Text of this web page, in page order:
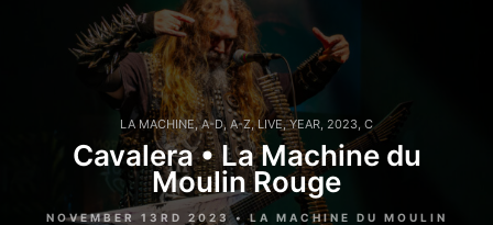
LA MACHINE,A-D, A-Z,LIVE,YEAR, 2023, C
Cavalera • La Machine du
Moulin Rouge
NOVEMBER 13RD 2023 • LA MACHINE DU MOULIN